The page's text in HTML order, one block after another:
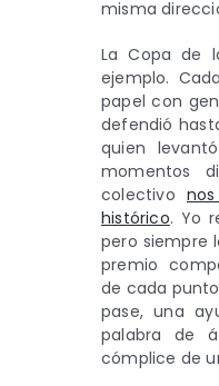
misma
La Copa de
ejemplo.
papel con
defendió
quien
momentos
colectivo
histórico. Yo
pero siempre
premio
de cada
pase, una
palabra de
cómplice de